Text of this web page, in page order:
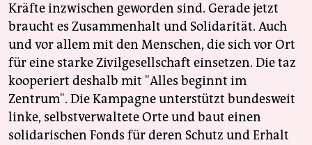
Kräfte inzwischen geworden sind. Gerade jetzt
braucht es Zusammenhalt und Solidarität. Auch
und vor allem mit den Menschen, die sich vor Ort
für eine starke Zivilgesellschaft einsetzen. Die taz
kooperiert deshalb mit "Alles beginnt im
Zentrum". Die Kampagne unterstützt bundesweit
linke, selbstverwaltete Orte und baut einen
solidarischen Fonds für deren Schutz und Erhalt